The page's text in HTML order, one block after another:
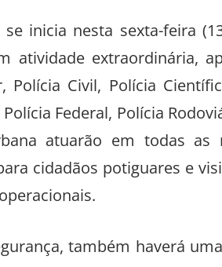
se inicia nesta sexta-feira
atividade extraordinária,
Polícia Civil, Polícia
Federal, Polícia
atuarão em todas as
cidadãos potiguares e
também haverá